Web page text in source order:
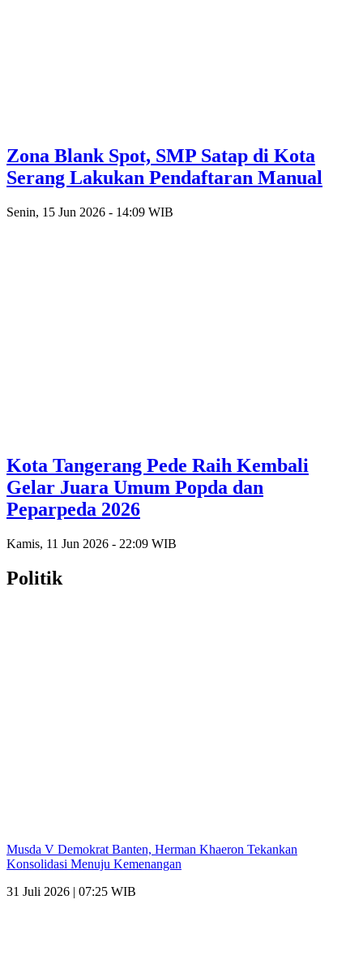
Zona Blank Spot, SMP Satap di Kota
Serang Lakukan Pendaftaran Manual
Senin, 15 Jun 2026 - 14:09 WIB
Kota Tangerang Pede Raih Kembali
Gelar Juara Umum Popda dan
Peparpeda 2026
Kamis, 11 Jun 2026 - 22:09 WIB
Politik
Musda V Demokrat Banten, Herman Khaeron Tekankan
Konsolidasi Menuju Kemenangan
31 Juli 2026 | 07:25 WIB